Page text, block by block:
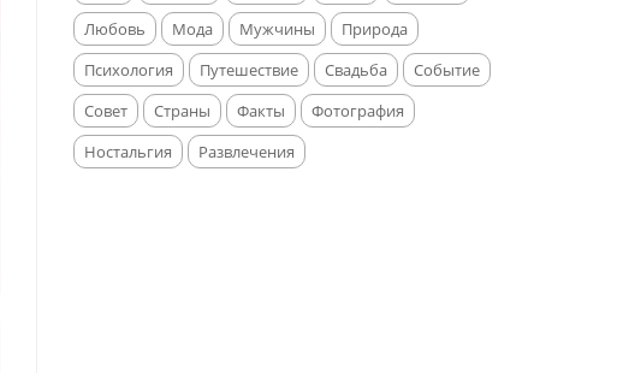
Любовь
Мода Мужчины
Природа
Психология
Путешествие Свадьба
Событие
Совет
Страны Факты
Фотография
Ностальгия
Развлечения